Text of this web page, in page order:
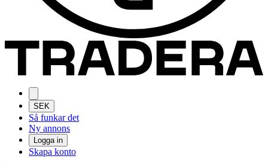
SEK
Så funkar det
Ny annons
Logga in
Skapa konto